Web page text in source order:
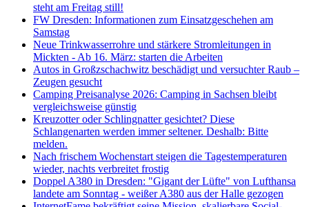
steht am Freitag still!
FW Dresden: Informationen zum Einsatzgeschehen am
Samstag
Neue Trinkwasserrohre und stärkere Stromleitungen in
Mickten - Ab 16. März: starten die Arbeiten
Autos in Großzschachwitz beschädigt und versuchter Raub –
Zeugen gesucht
Camping Preisanalyse 2026: Camping in Sachsen bleibt
vergleichsweise günstig
Kreuzotter oder Schlingnatter gesichtet? Diese
Schlangenarten werden immer seltener. Deshalb: Bitte
melden.
Nach frischem Wochenstart steigen die Tagestemperaturen
wieder, nachts verbreitet frostig
Doppel A380 in Dresden: "Gigant der Lüfte" von Lufthansa
landete am Sonntag - weißer A380 aus der Halle gezogen